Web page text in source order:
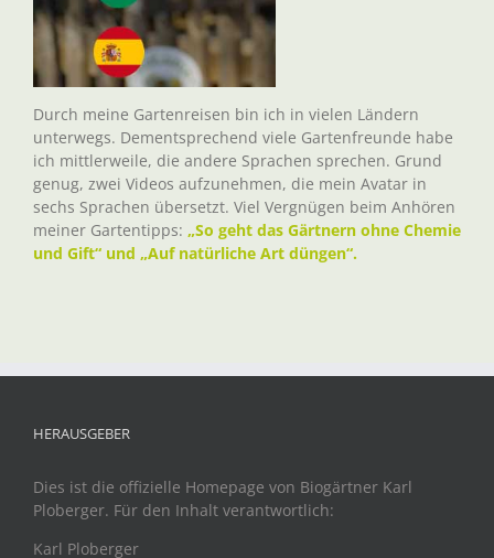
Durch meine Gartenreisen bin ich in vielen Ländern
unterwegs. Dementsprechend viele Gartenfreunde habe
ich mittlerweile, die andere Sprachen sprechen. Grund
genug, zwei Videos aufzunehmen, die mein Avatar in
sechs Sprachen übersetzt. Viel Vergnügen beim Anhören
meiner Gartentipps: „So geht das Gärtnern ohne Chemie
und Gift“ und „Auf natürliche Art düngen“.
HERAUSGEBER
Dies ist die offizielle Homepage von Biogärtner Karl
Ploberger. Für den Inhalt verantwortlich:
Karl Ploberger